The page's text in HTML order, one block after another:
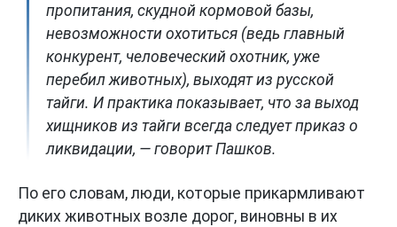
пропитания, скудной кормовой базы,
невозможности охотиться (ведь главный
конкурент, человеческий охотник, уже
перебил животных), выходят из русской
тайги. И практика показывает, что за выход
хищников из тайги всегда следует приказ о
ликвидации, — говорит Пашков.
По его словам, люди, которые прикармливают
диких животных возле дорог, виновны в их